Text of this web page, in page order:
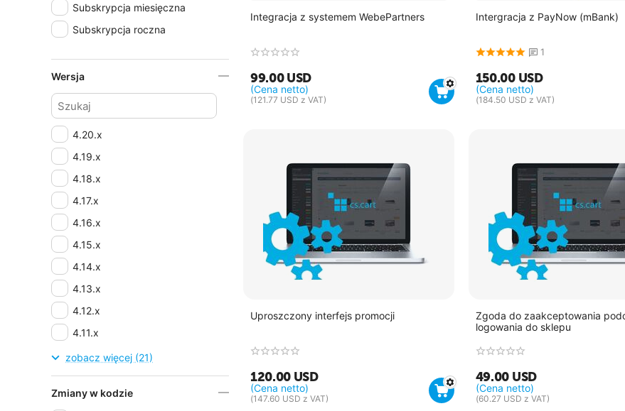
Integracja z systemem WebePartners
99.00 USD
(Cena netto)
(121.77 USD z VAT)
Intergracja z PayNow (mBank)
1
150.00 USD
(Cena netto)
(184.50 USD z VAT)
Uproszczony interfejs promocji
120.00 USD
(Cena netto)
(147.60 USD z VAT)
Zgoda do zaakceptowania
logowania do sklepu
49.00 USD
(Cena netto)
(60.27 USD z VAT)
Subskrypcja miesięczna
Subskrypcja roczna
Wersja
4.20.x
4.19.x
4.18.x
4.17.x
4.16.x
4.15.x
4.14.x
4.13.x
4.12.x
4.11.x
4.10.x
4.9.x
4.8.x
zobacz więcej (21)
Zmiany w kodzie